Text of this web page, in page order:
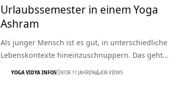
Urlaubssemester in einem Yoga
Ashram
Als junger Mensch ist es gut, in unterschiedliche
Lebenskontexte hineinzuschnuppern. Das geht…
YOGA VIDYA INFOS VOR 11 JAHREN 436 VIEWS